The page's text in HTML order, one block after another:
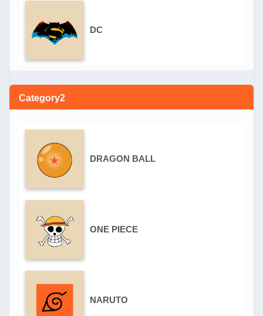
DC
Category2
DRAGON BALL
ONE PIECE
NARUTO